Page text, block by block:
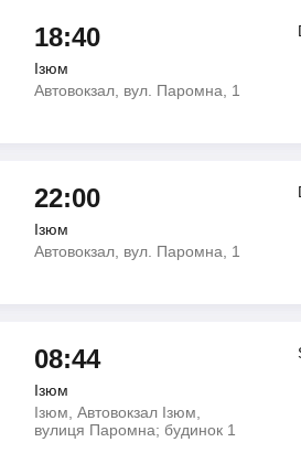
18:40
Ізюм
Автовокзал, вул. Паромна, 1
22:00
Ізюм
Автовокзал, вул. Паромна, 1
08:44
Ізюм
Ізюм, Автовокзал Ізюм,
вулиця Паромна; будинок 1